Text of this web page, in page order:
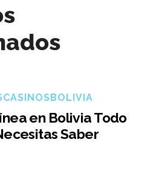
en Bolivia Todo
Saber